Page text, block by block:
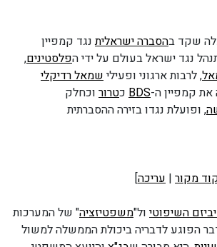
שקד בהסברה ישראליתנגד קמפיין
נגד ישראל בעולם על ידי הפלסטינים,
, לרבות ארגוני ופעילישמאל רדיקלי
את קמפיין ה-BDS כטרור וכחלק
, ופועלת נגדו בזירה ההסברתית
מקור | עריכה]
השיפוטי ול"משפטיזציה" של המערכות
הפוגע לדבריה ביכולת הממשלה למשול